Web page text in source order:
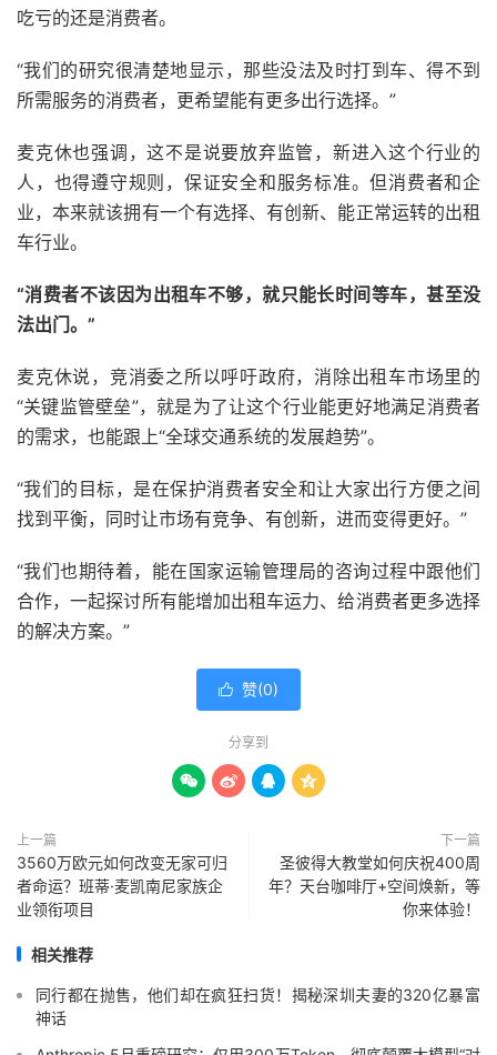
吃亏的还是消费者。
“我们的研究很清楚地显示，那些没法及时打到车、得不到
所需服务的消费者，更希望能有更多出行选择。”
麦克休也强调，这不是说要放弃监管，新进入这个行业的
人，也得遵守规则，保证安全和服务标准。但消费者和企
业，本来就该拥有一个有选择、有创新、能正常运转的出租
车行业。
“消费者不该因为出租车不够，就只能长时间等车，甚至没
法出门。”
麦克休说，竞消委之所以呼吁政府，消除出租车市场里的
“关键监管壁垒”，就是为了让这个行业能更好地满足消费者
的需求，也能跟上“全球交通系统的发展趋势”。
“我们的目标，是在保护消费者安全和让大家出行方便之间
找到平衡，同时让市场有竞争、有创新，进而变得更好。”
“我们也期待着，能在国家运输管理局的咨询过程中跟他们
合作，一起探讨所有能增加出租车运力、给消费者更多选择
的解决方案。”
 赞(0)
分享到
   
上一篇
3560万欧元如何改变无家可归
者命运？班蒂·麦凯南尼家族企
业领衔项目
下一篇
圣彼得大教堂如何庆祝400周
年？天台咖啡厅+空间焕新，等
你来体验！
相关推荐
同行都在抛售，他们却在疯狂扫货！揭秘深圳夫妻的320亿暴富
神话